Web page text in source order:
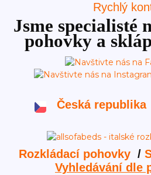
Rychlý
Jsme specialisté
pohovky a
Česká republika
Rozkládací pohovky /
Vyhledávání dle